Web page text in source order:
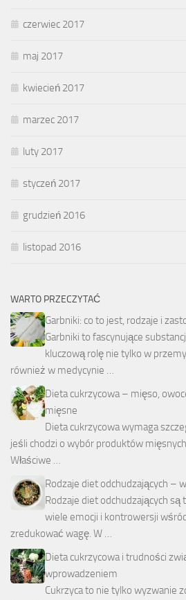
czerwiec 2017
maj 2017
kwiecień 2017
marzec 2017
luty 2017
styczeń 2017
grudzień 2016
listopad 2016
WARTO PRZECZYTAĆ
Garbniki: co to jest, rodzaje i
Garbniki to fascynujące
kluczową rolę nie tylko w
również w medycynie …
Dieta cukrzycowa – mięso,
mięsne
Dieta cukrzycowa wymaga
jeśli chodzi o wybór produktów
Właściwe …
Rodzaje diet odchudzających –
Rodzaje diet odchudzających
wiele emocji i kontrowersji
zredukować wagę. W …
Dieta cukrzycowa i trudności
wprowadzeniem
Cukrzyca to nie tylko wyzwanie